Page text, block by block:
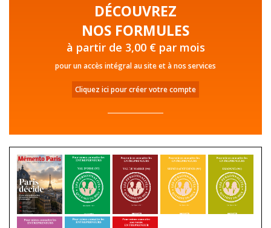
DÉCOUVREZ
NOS FORMULES
à partir de 3,00 € par mois
pour un accès intégral au site et à nos services
Cliquez ici pour créer votre compte